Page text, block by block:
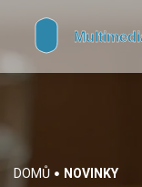
DOMŮ NOVINKY